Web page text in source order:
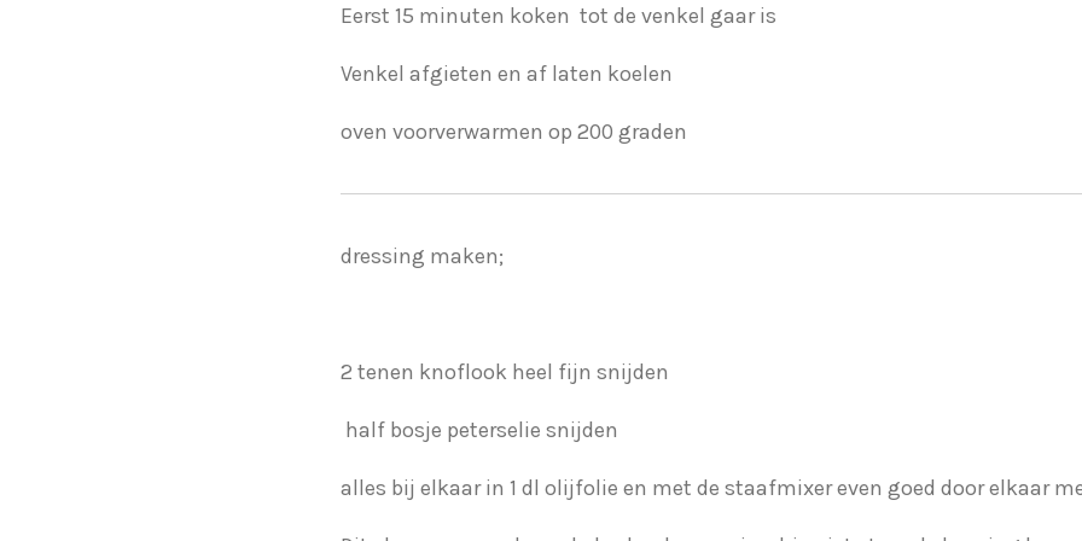
Eerst 15 minuten koken tot de venkel gaar is
Venkel afgieten en af laten koelen
oven voorverwarmen op 200 graden
dressing maken;
2 tenen knoflook heel fijn snijden
half bosje peterselie snijden
alles bij elkaar in 1 dl olijfolie en met de staafmixer even goed door elkaar